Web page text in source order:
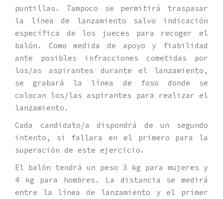
puntillas. Tampoco se permitirá traspasar
la línea de lanzamiento salvo indicación
específica de los jueces para recoger el
balón. Como medida de apoyo y fiabilidad
ante posibles infracciones cometidas por
los/as aspirantes durante el lanzamiento,
se grabará la línea de foso donde se
colocan los/las aspirantes para realizar el
lanzamiento.
Cada candidato/a dispondrá de un segundo
intento, si fallara en el primero para la
superación de este ejercicio.
El balón tendrá un peso 3 kg para mujeres y
4 kg para hombres. La distancia se medirá
entre la línea de lanzamiento y el primer